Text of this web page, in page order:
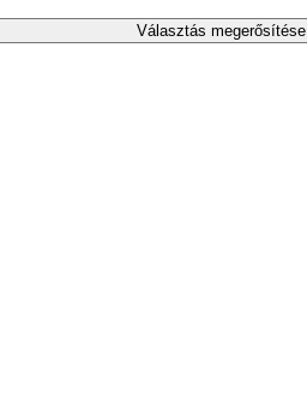
Választás megerősítése